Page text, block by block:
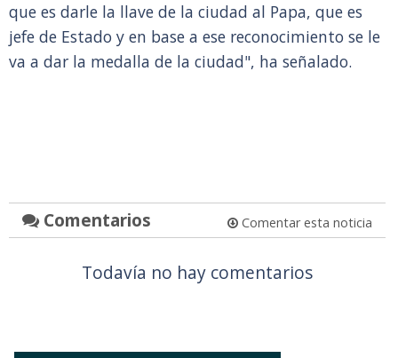
que es darle la llave de la ciudad al Papa, que es
jefe de Estado y en base a ese reconocimiento se le
va a dar la medalla de la ciudad", ha señalado.
Comentarios Comentar esta noticia
Todavía no hay comentarios